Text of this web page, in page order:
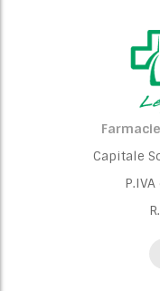
Capitale